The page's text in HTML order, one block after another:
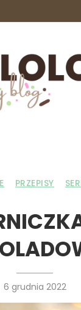
PRZEPISY
6 grudnia 2022